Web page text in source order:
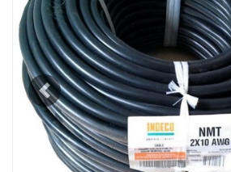
Previous